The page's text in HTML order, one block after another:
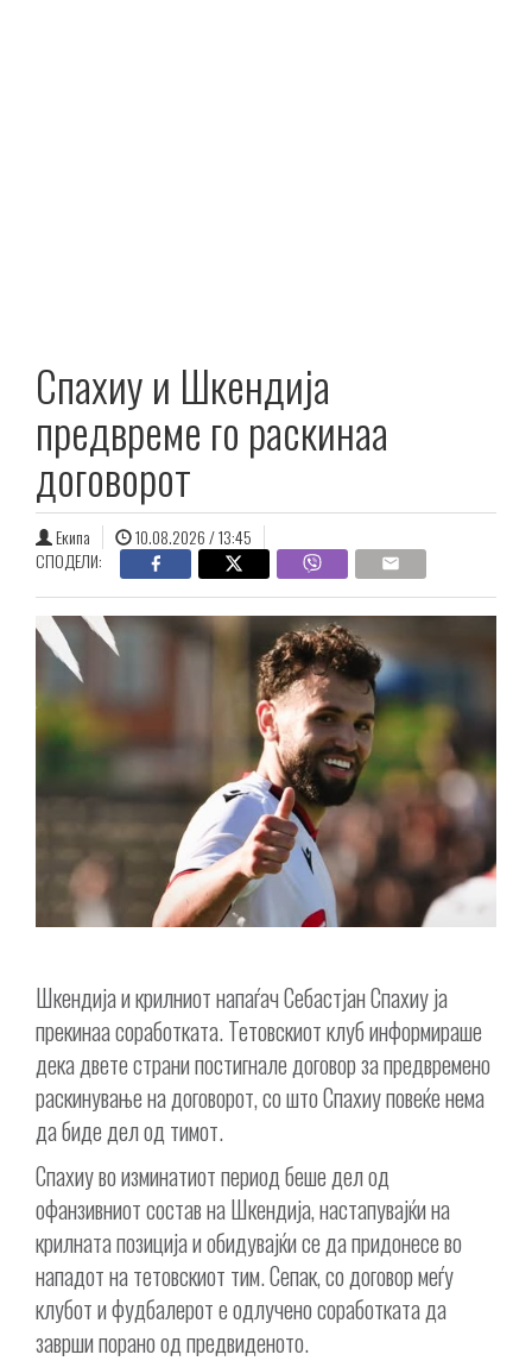
Спахиу и Шкендија
предвреме го раскинаа
договорот
Екипа
10.08.2026 / 13:45
СПОДЕЛИ:
Шкендија и крилниот напаѓач Себастјан Спахиу ја
прекинаа соработката. Тетовскиот клуб информираше
дека двете страни постигнале договор за предвремено
раскинување на договорот, со што Спахиу повеќе нема
да биде дел од тимот.
Спахиу во изминатиот период беше дел од
офанзивниот состав на Шкендија, настапувајќи на
крилната позиција и обидувајќи се да придонесе во
нападот на тетовскиот тим. Сепак, со договор меѓу
клубот и фудбалерот е одлучено соработката да
заврши порано од предвиденото.